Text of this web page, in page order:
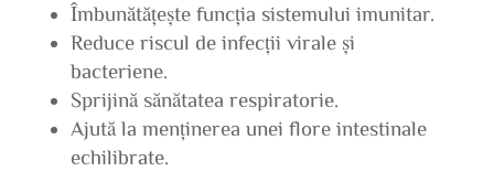
Îmbunătățește funcția sistemului imunitar.
Reduce riscul de infecții virale și
bacteriene.
Sprijină sănătatea respiratorie.
Ajută la menținerea unei flore intestinale
echilibrate.